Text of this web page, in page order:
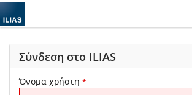
Σύνδεση στο ILIAS
Όνομα χρήστη *